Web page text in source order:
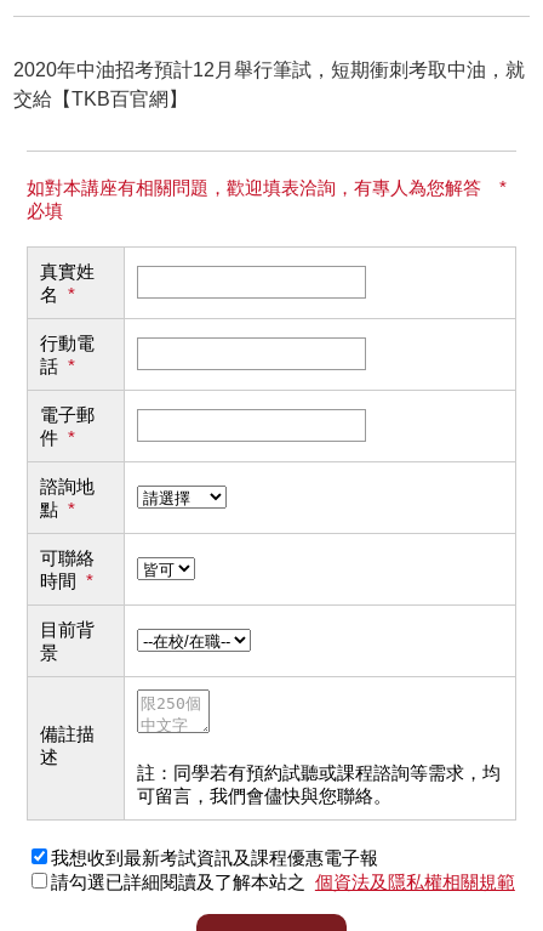
2020年中油招考預計12月舉行筆試，短期衝刺考取中油，就
交給【TKB百官網】
如對本講座有相關問題，歡迎填表洽詢，有專人為您解答 *
必填
真實姓
名 *
行動電
話 *
電子郵
件 *
諮詢地
點 *
可聯絡
時間 *
目前背
景
備註描
述
註：同學若有預約試聽或課程諮詢等需求，均
可留言，我們會儘快與您聯絡。
我想收到最新考試資訊及課程優惠電子報
請勾選已詳細閱讀及了解本站之 個資法及隱私權相關規範